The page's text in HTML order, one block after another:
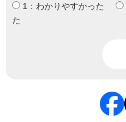
1：わかりやすかった
た